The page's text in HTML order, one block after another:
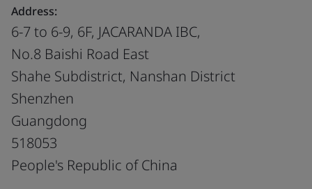
Address:
6-7 to 6-9, 6F, JACARANDA IBC,
No.8 Baishi Road East
Shahe Subdistrict, Nanshan District
Shenzhen
Guangdong
518053
People's Republic of China